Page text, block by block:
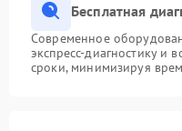
Бесплатная
Современное
экспресс-диагностику и
сроки, минимизируя